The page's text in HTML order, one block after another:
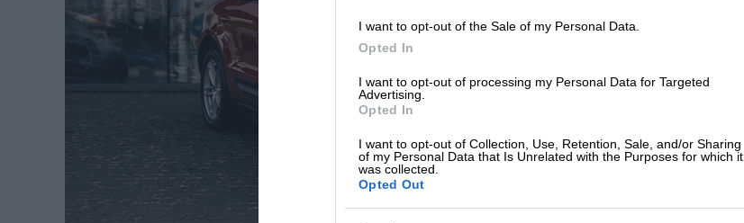
I want to opt-out of the Sale of my Personal Data.
Opted In
I want to opt-out of processing my Personal Data for Targeted
Advertising.
Opted In
I want to opt-out of Collection, Use, Retention, Sale, and/or Sharing
of my Personal Data that Is Unrelated with the Purposes for which it
was collected.
Opted Out